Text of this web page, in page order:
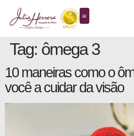
Tag: ômega 3
10 maneiras como o
você a cuidar da visão